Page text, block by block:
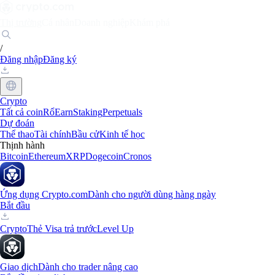
/
Đăng nhậpĐăng ký
Crypto
Tất cả coinRổEarnStakingPerpetuals
Dự đoán
Thể thaoTài chínhBầu cửKinh tế học
Thịnh hành
BitcoinEthereumXRPDogecoinCronos
Ứng dụng Crypto.comDành cho người dùng hàng ngày
Bắt đầu
CryptoThẻ Visa trả trướcLevel Up
Giao dịchDành cho trader nâng cao